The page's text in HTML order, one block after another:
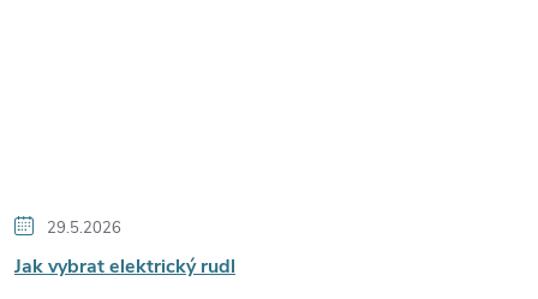
29.5.2026
Jak vybrat elektrický rudl